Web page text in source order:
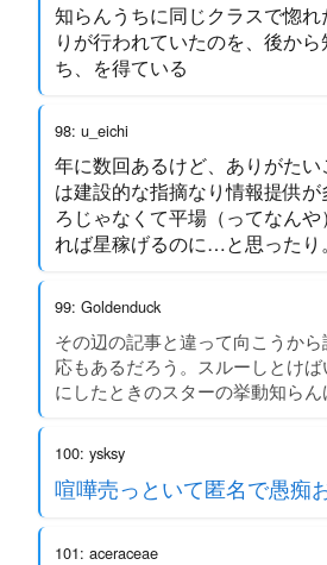
知らんうちに同じクラスで惚
りが行われていたのを、後か
ち、を得ている
98: u_eichi
年に数回あるけど、ありがた
は建設的な指摘なり情報提供
ろじゃなくて平場（ってなん
れば星稼げるのに…と思ったり。
99: Goldenduck
その辺の記事と違って向こうか
応もあるだろう。スルーしとけ
にしたときのスターの挙動知ら
100: ysksy
喧嘩売っといて匿名で愚痴
101: aceraceae